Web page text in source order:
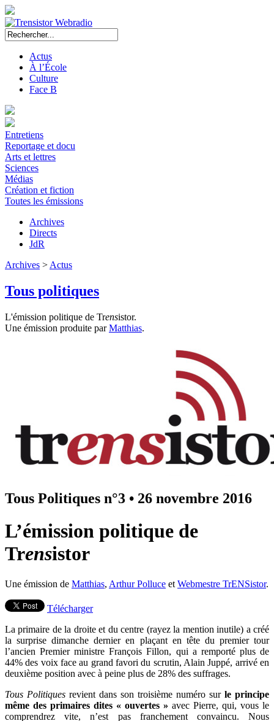
Actus
À l’École
Culture
Face B
Entretiens
Reportage et docu
Arts et lettres
Sciences
Médias
Création et fiction
Toutes les émissions
Archives
Directs
JdR
Archives > Actus
Tous politiques
L'émission politique de Trensistor.
Une émission produite parMatthias.
Tous Politiques n°3 • 26 novembre 2016
L’émission politique de
Trensistor
Une émission de Matthias, Arthur Polluce et Webmestre TrENSistor.
Télécharger
La primaire de la droite et du centre (rayez la mention inutile) a créé
la surprise dimanche dernier en plaçant en tête du premier tour
l’ancien Premier ministre François Fillon, qui a remporté plus de
44% des voix face au grand favori du scrutin, Alain Juppé, arrivé en
deuxième position avec à peine plus de 28% des suffrages.
Tous Politiques revient dans son troisième numéro sur le principe
même des primaires dites « ouvertes » avec Pierre, qui, vous le
comprendrez vite, n’est pas franchement convaincu. Nous